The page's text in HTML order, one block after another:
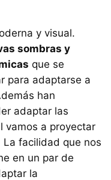
y visual.
sombras y
que se
para adaptarse a
han
adaptar las
vamos a proyectar
facilidad que nos
en un par de
la